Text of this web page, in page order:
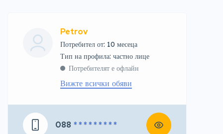
Petrov
Потребител от: 10 месеца
тип на профила: частно лице
Потребителят е офлайн
Вижте всички обяви
088 * * * * * * * * *